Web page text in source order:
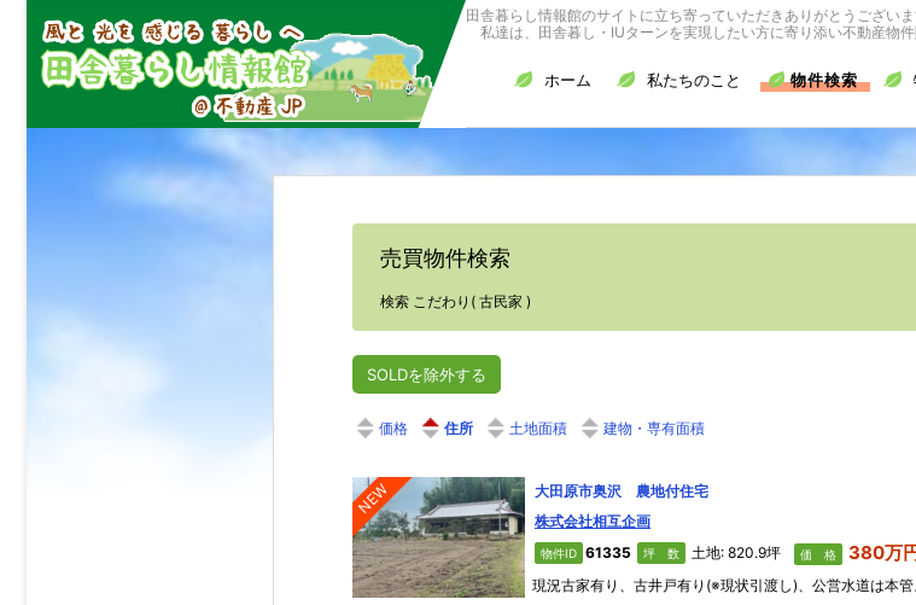
田舎暮らし情報館のサイトに立ち寄っていただきありがとうござい
私達は、田舎暮し・IUターンを実現したい方に寄り添い不動産物
ホーム 私たちのこと 物件検索
売買物件検索
検索 こだわり( 古民家 )
SOLDを除外する
価格 住所 土地面積 建物・専有面積
NEW
大田原市奥沢 農地付住宅
株式会社相互企画
物件ID 61335 坪 数 土地: 820.9坪 価 格 380万